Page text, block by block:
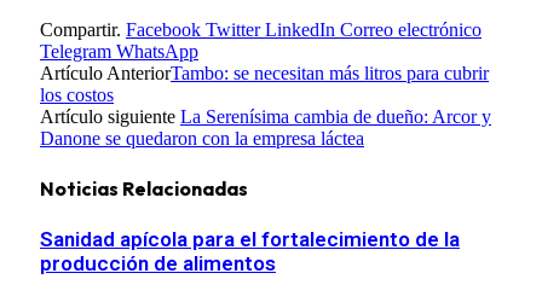
Compartir. Facebook Twitter LinkedIn Correo electrónico
Telegram WhatsApp
Artículo AnteriorTambo: se necesitan más litros para cubrir
los costos
Artículo siguiente La Serenísima cambia de dueño: Arcor y
Danone se quedaron con la empresa láctea
Noticias Relacionadas
Sanidad apícola para el fortalecimiento de la
producción de alimentos